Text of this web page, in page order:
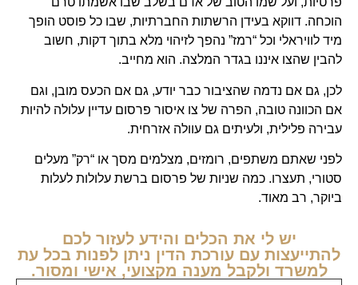
הוכחה. דווקא בעידן הרשתות החברתיות, שבו כל פוסט הופך
מיד לוויראלי וכל “רמז” נהפך לזיהוי מלא בתוך דקות, חשוב
להבין שהצו איננו בגדר המלצה. הוא מחייב.
לכן, גם אם נדמה שהציבור כבר יודע, גם אם הכעס מובן, וגם
אם הכוונה טובה, הפרה של צו איסור פרסום עדיין עלולה להיות
עבירה פלילית, ולעיתים גם עוולה אזרחית.
לפני שאתם משתפים, רומזים, מצלמים מסך או “רק” מעלים
סטורי, תעצרו. כמה שניות של פרסום ברשת עלולות לעלות
ביוקר, רב מאוד.
יש לי את הכלים והידע לעזור לכם
להתייעצות עם עורכת הדין ניתן לפנות בכל עת
למשרד ולקבל מענה מקצועי, אישי ומסור.